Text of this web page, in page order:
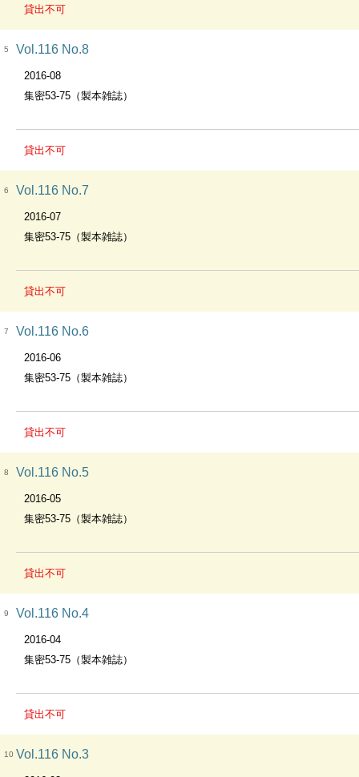
貸出不可
5 Vol.116 No.8
2016-08
集密53-75（製本雑誌）
貸出不可
6 Vol.116 No.7
2016-07
集密53-75（製本雑誌）
貸出不可
7 Vol.116 No.6
2016-06
集密53-75（製本雑誌）
貸出不可
8 Vol.116 No.5
2016-05
集密53-75（製本雑誌）
貸出不可
9 Vol.116 No.4
2016-04
集密53-75（製本雑誌）
貸出不可
10 Vol.116 No.3